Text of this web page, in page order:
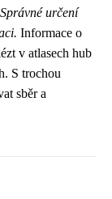
Správné určení
Informace o
v atlasech hub
S trochou
sběr a